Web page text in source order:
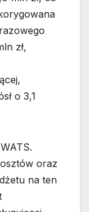
zł,
o 3,1
oraz
na ten